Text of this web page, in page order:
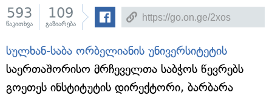
593
წაკითხვა
109
გაზიარება
სულხან-საბა ორბელიანის უნივერსიტეტის
საერთაშორისო მრჩეველთა საბჭოს წევრებს
გოეთეს ინსტიტუტის დირექტორი, ბარბარა